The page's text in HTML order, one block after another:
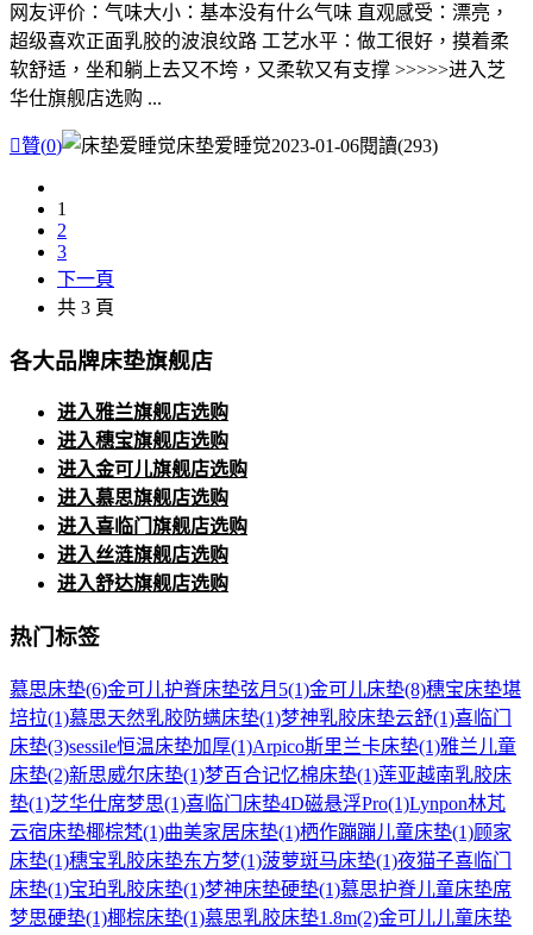
网友评价：气味大小：基本没有什么气味 直观感受：漂亮，
超级喜欢正面乳胶的波浪纹路 工艺水平：做工很好，摸着柔
软舒适，坐和躺上去又不垮，又柔软又有支撑 >>>>>进入芝
华仕旗舰店选购 ...
贊(0) 床垫爱睡觉2023-01-06閱讀(293)
1
2
3
下一頁
共 3 頁
各大品牌床垫旗舰店
进入雅兰旗舰店选购
进入穗宝旗舰店选购
进入金可儿旗舰店选购
进入慕思旗舰店选购
进入喜临门旗舰店选购
进入丝涟旗舰店选购
进入舒达旗舰店选购
热门标签
慕思床垫(6)金可儿护脊床垫弦月5(1)金可儿床垫(8)穗宝床垫堪
培拉(1)慕思天然乳胶防螨床垫(1)梦神乳胶床垫云舒(1)喜临门
床垫(3)sessile恒温床垫加厚(1)Arpico斯里兰卡床垫(1)雅兰儿童
床垫(2)新思威尔床垫(1)梦百合记忆棉床垫(1)莲亚越南乳胶床
垫(1)芝华仕席梦思(1)喜临门床垫4D磁悬浮Pro(1)Lynpon林芃
云宿床垫椰棕梵(1)曲美家居床垫(1)栖作蹦蹦儿童床垫(1)顾家
床垫(1)穗宝乳胶床垫东方梦(1)菠萝斑马床垫(1)夜猫子喜临门
床垫(1)宝珀乳胶床垫(1)梦神床垫硬垫(1)慕思护脊儿童床垫席
梦思硬垫(1)椰棕床垫(1)慕思乳胶床垫1.8m(2)金可儿儿童床垫